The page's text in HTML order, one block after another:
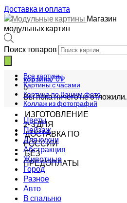
Доставка и оплата
Магазин
модульных картин
Поиск товаров
корзина/0₽
0
Вы пока ничего не отложили.
ИЗГОТОВЛЕНИЕ
2-3 ДНЯ
ДОСТАВКА ПО
РОССИИ
БЕЗ
ПРЕДОПЛАТЫ
Все картины
Картины с часами
Картина по Вашим фото
Коллаж из фотографий
Цветы
Пейзаж
Для кухни
Абстракция
Животные
Город
Разное
Авто
В спальню